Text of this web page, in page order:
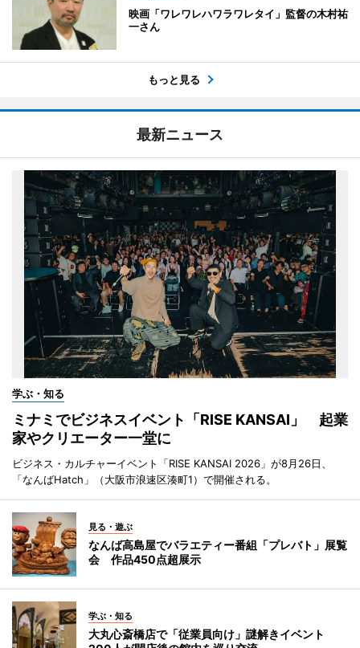
映画「ワレワレハワラワレタイ」監督の木村祐
一さん
もっと見る
最新ニュース
学ぶ・知る
ミナミでビジネスイベント「RISE KANSAI」 起業
家やクリエーター一堂に
ビジネス・カルチャーイベント「RISE KANSAI 2026」が8月26日、
「なんばHatch」（大阪市浪速区湊町1）で開催される。
見る・遊ぶ
なんば高島屋でバラエティー番組「プレバト」展覧
会 作品450点超展示
学ぶ・知る
大丸心斎橋店で「従業員向け」謎解きイベント